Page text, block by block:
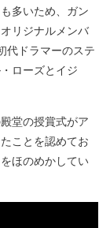
多いため、ガン
リジナルメンバ
代ドラマーのステ
ローズとイジ
堂の授賞式がア
ことを認めてお
ほのめかしてい